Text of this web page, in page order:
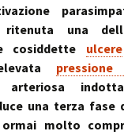
ritenuta una
cosiddette ulcere
pressione
arteriosa
una terza fase
molto